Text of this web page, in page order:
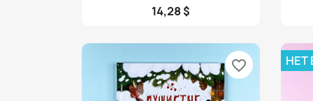
14,28 $
favorite_border НЕТ